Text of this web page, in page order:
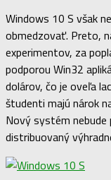
Windows 10 S však
obmedzovať. Preto,
experimentov, za
podporou Win32
dolárov, čo je oveľa
študenti majú nárok
Nový systém nebude
distribuovaný